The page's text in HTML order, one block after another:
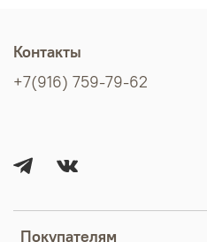
Покупателям
Контакты
+7(916) 759-79-62